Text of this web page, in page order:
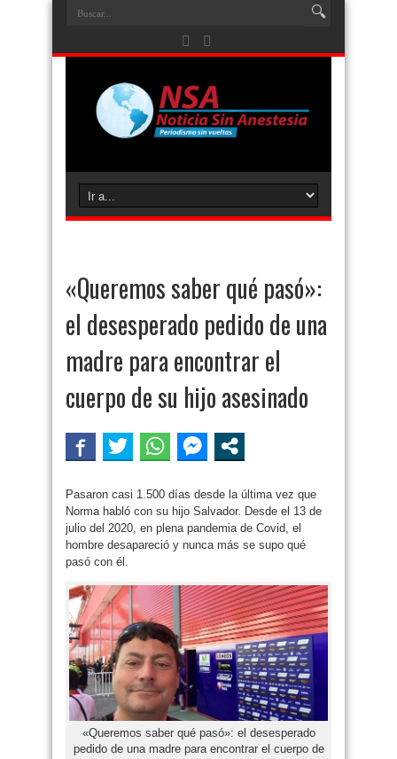
«Queremos saber qué pasó»:
el desesperado pedido de una
madre para encontrar el
cuerpo de su hijo asesinado
Pasaron casi 1.500 días desde la última vez que
Norma habló con su hijo Salvador. Desde el 13 de
julio del 2020, en plena pandemia de Covid, el
hombre desapareció y nunca más se supo qué
pasó con él.
«Queremos saber qué pasó»: el desesperado
pedido de una madre para encontrar el cuerpo de